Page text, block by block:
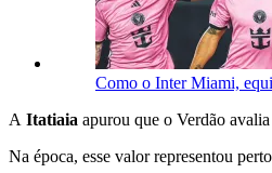
Como o Inter Miami,
A Itatiaia apurou que o Verdão
Na época, esse valor representou